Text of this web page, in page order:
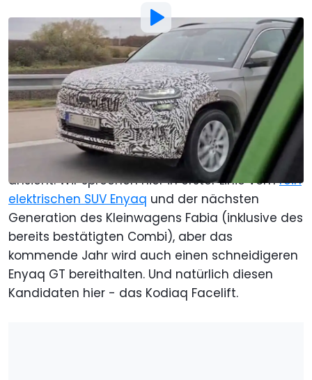
Von:Stefan Wagner
8. Dez. 2020um11:18 Uhr
Als bevorzugte Quelle Motor1.com
auf Google hinzufügen
2021 wird ein ziemlich wichtiges Jahr fürSkoda,
vor allem, wenn man sich die Neuerscheinungen
ansieht. Wir sprechen hier in erster Linie vomrein
elektrischen SUV Enyaq und der nächsten
Generation des Kleinwagens Fabia (inklusive des
bereits bestätigten Combi), aber das
kommende Jahr wird auch einen schneidigeren
Enyaq GT bereithalten. Und natürlich diesen
Kandidaten hier - das Kodiaq Facelift.